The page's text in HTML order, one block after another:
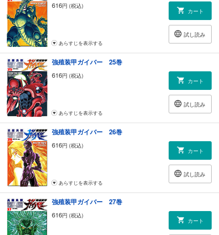
616円 (税込)
カート
試し読み
あらすじを表示する
強殖装甲ガイバー 25巻
616円 (税込)
カート
試し読み
あらすじを表示する
強殖装甲ガイバー 26巻
616円 (税込)
カート
試し読み
あらすじを表示する
強殖装甲ガイバー 27巻
616円 (税込)
カート